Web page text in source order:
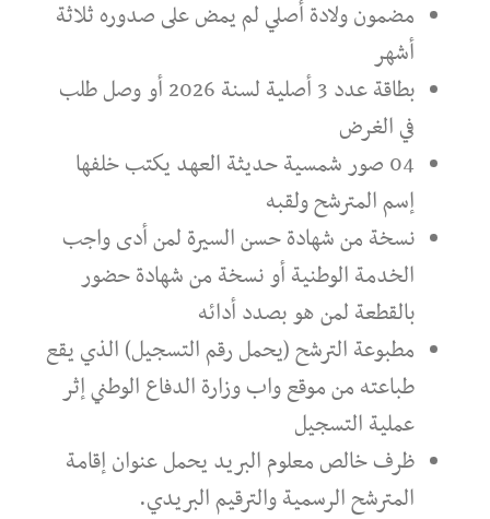
مضمون ولادة أصلي لم يمض على صدوره ثلاثة
أشهر
بطاقة عدد 3 أصلية لسنة 2026 أو وصل طلب
في الغرض
04 صور شمسية حديثة العهد يكتب خلفها
إسم المترشح ولقبه
نسخة من شهادة حسن السيرة لمن أدى واجب
الخدمة الوطنية أو نسخة من شهادة حضور
بالقطعة لمن هو بصدد أدائه
مطبوعة الترشح (يحمل رقم التسجيل) الذي يقع
طباعته من موقع واب وزارة الدفاع الوطني إثر
عملية التسجيل
ظرف خالص معلوم البريد يحمل عنوان إقامة
المترشح الرسمية والترقيم البريدي.